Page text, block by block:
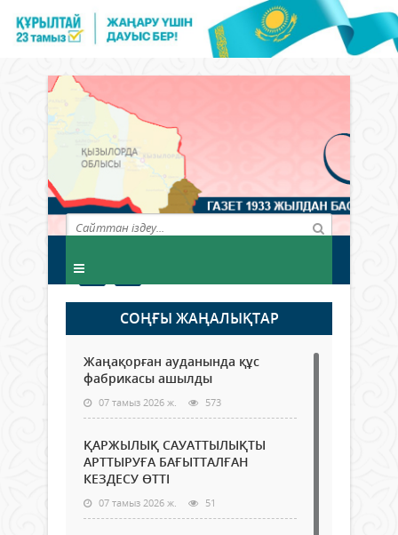
СОҢҒЫ ЖАҢАЛЫҚТАР
Жаңақорған ауданында құс
фабрикасы ашылды
07 тамыз 2026 ж. 573
ҚАРЖЫЛЫҚ САУАТТЫЛЫҚТЫ
АРТТЫРУҒА БАҒЫТТАЛҒАН
КЕЗДЕСУ ӨТТІ
07 тамыз 2026 ж. 51